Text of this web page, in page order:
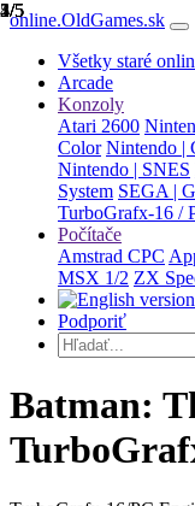
online.OldGames.sk
Všetky staré
Arcade
Konzoly
Atari 2600
Color Nintendo |
Nintendo | SNES
System SEGA |
TurboGrafx-16 /
Počítače
Amstrad CPC
MSX 1/2 ZX
Podporiť
Batman:
1/5
2/5
3/5
4/5
5/5